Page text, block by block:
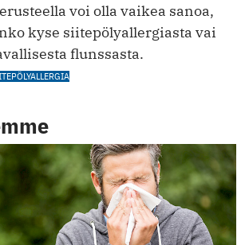
voi olla vaikea sanoa,
kyse siitepölyallergiasta vai
flunssasta.